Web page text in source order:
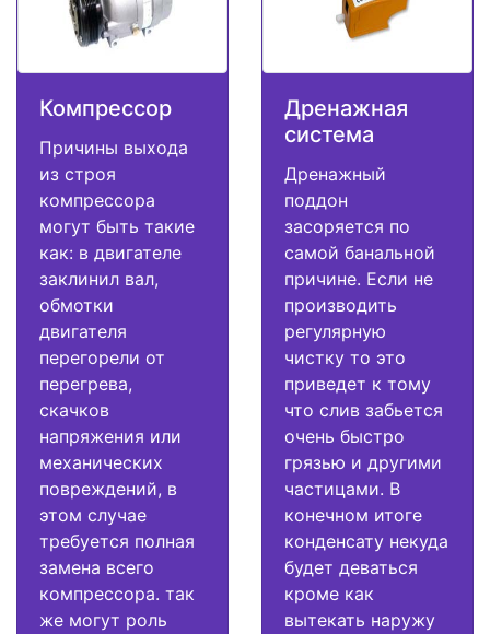
Компрессор
Причины выхода
из строя
компрессора
могут быть такие
как: в двигателе
заклинил вал,
обмотки
двигателя
перегорели от
перегрева,
скачков
напряжения или
механических
повреждений, в
этом случае
требуется полная
замена всего
компрессора. так
же могут роль
Дренажная
система
Дренажный
поддон
засоряется по
самой банальной
причине. Если не
производить
регулярную
чистку то это
приведет к тому
что слив забьется
очень быстро
грязью и другими
частицами. В
конечном итоге
конденсату некуда
будет деваться
кроме как
вытекать наружу